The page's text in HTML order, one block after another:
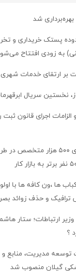
شد
پستک خریداری و
بر ارتقای خدمات شهری
نخستین سریال
اجرای قانون
توکلی: هدف‌گذاری ۵۰۰ هزار
ها ،ون کافه ها با
ترافیک و حذف زوائد
وزیر ارتباطات؛ ستار
؟
مدیریت، منابع و
گیلان منصوب شد